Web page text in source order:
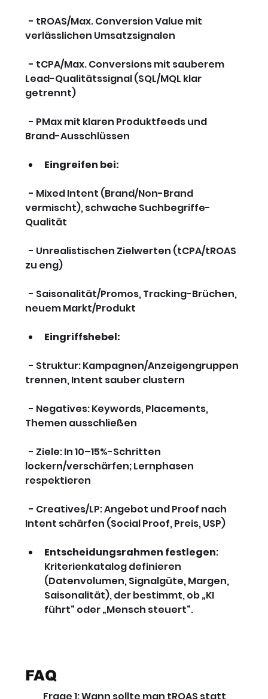
- tROAS/Max. Conversion Value mit
verlässlichen Umsatzsignalen
- tCPA/Max. Conversions mit sauberem
Lead-Qualitätssignal (SQL/MQL klar
getrennt)
- PMax mit klaren Produktfeeds und
Brand-Ausschlüssen
Eingreifen bei:
- Mixed Intent (Brand/Non-Brand
vermischt), schwache Suchbegriffe-
Qualität
- Unrealistischen Zielwerten (tCPA/tROAS
zu eng)
- Saisonalität/Promos, Tracking-Brüchen,
neuem Markt/Produkt
Eingriffshebel:
- Struktur: Kampagnen/Anzeigengruppen
trennen, Intent sauber clustern
- Negatives: Keywords, Placements,
Themen ausschließen
- Ziele: In 10–15%-Schritten
lockern/verschärfen; Lernphasen
respektieren
- Creatives/LP: Angebot und Proof nach
Intent schärfen (Social Proof, Preis, USP)
Entscheidungsrahmen festlegen:
Kriterienkatalog definieren
(Datenvolumen, Signalgüte, Margen,
Saisonalität), der bestimmt, ob „KI
führt“ oder „Mensch steuert“.
FAQ
Frage 1: Wann sollte man tROAS statt